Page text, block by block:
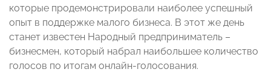
которые продемонстрировали наиболее успешный
опыт в поддержке малого бизнеса. В этот же день
станет известен Народный предприниматель –
бизнесмен, который набрал наибольшее количество
голосов по итогам онлайн-голосования.